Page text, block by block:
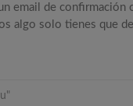
email de
algo solo tienes que